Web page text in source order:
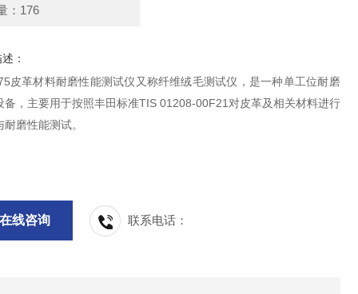
：176
：
皮革材料耐磨性能测试仪又称纤维绒毛测试仪，是一种单工位耐磨
备，主要用于按照丰田标准TIS 01208-00F21对皮革及相关材料进行
磨性能测试。
线咨询 联系电话：